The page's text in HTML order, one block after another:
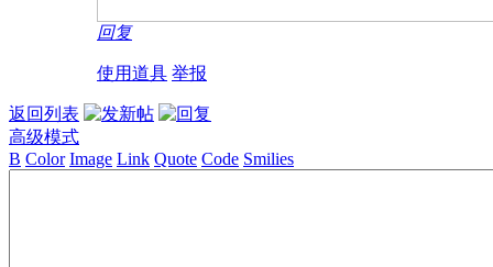
回复
使用道具 举报
返回列表
高级模式
B Color Image Link Quote Code Smilies